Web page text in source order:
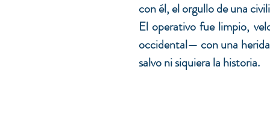
con él, el orgullo de una
El operativo fue limpio,
occidental— con una
salvo ni siquiera la historia.